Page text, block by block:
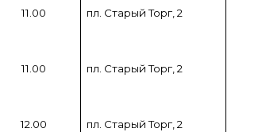
11.00 пл. Старый Торг, 2
11.00 пл. Старый Торг, 2
12.00 пл. Старый Торг, 2